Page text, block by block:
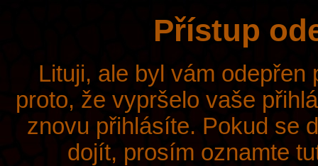
Přístup
Lituji, ale byl vám
proto, že vypršelo vaše
znovu přihlásíte. Pokud se
dojít, prosím oznamte